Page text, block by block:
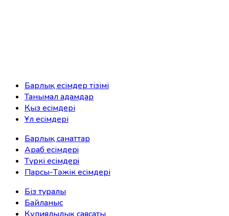
Барлық есімдер тізімі
Танымал адамдар
Қыз есімдері
Ұл есімдері
Барлық санаттар
Араб есімдерi
Түркі есімдерi
Парсы-Тәжік есімдері
Біз туралы
Байланыс